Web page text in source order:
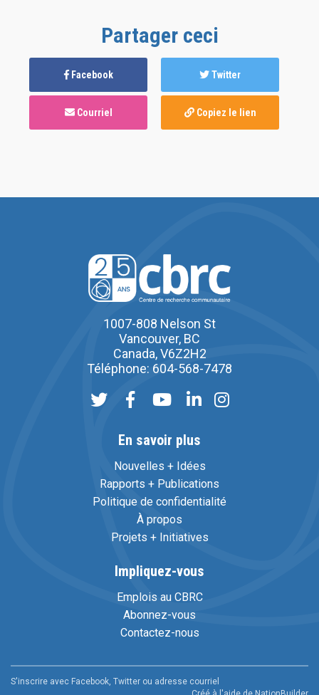
Partager ceci
Facebook Twitter
Courriel Copiez le lien
1007-808 Nelson St
Vancouver, BC
Canada, V6Z2H2
Téléphone: 604-568-7478
En savoir plus
Nouvelles + Idées
Rapports + Publications
Politique de confidentialité
À propos
Projets + Initiatives
Impliquez-vous
Emplois au CBRC
Abonnez-vous
Contactez-nous
S'inscrire avec Facebook, Twitter ou adresse courriel